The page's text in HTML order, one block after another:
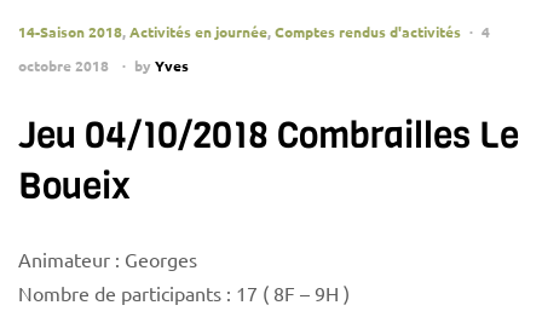
14-Saison 2018,Activités en journée,Comptes rendus d'activités
4
octobre 2018
by Yves
Jeu 04/10/2018 Combrailles Le
Boueix
Animateur : Georges
Nombre de participants : 17 ( 8F – 9H )